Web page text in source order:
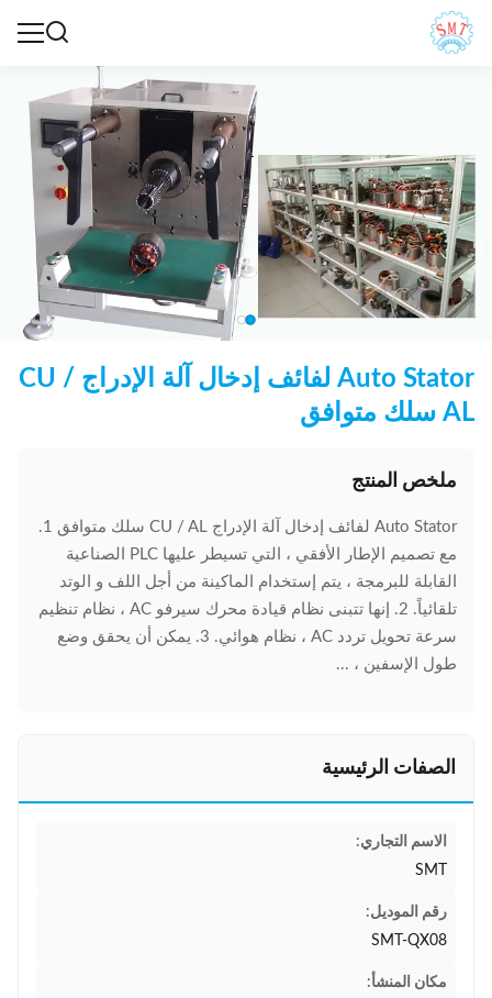
Auto Stator لفائف إدخال آلة الإدراج CU /
AL سلك متوافق
ملخص المنتج
Auto Stator لفائف إدخال آلة الإدراج CU / AL سلك متوافق 1.
مع تصميم الإطار الأفقي ، التي تسيطر عليها PLC الصناعية
القابلة للبرمجة ، يتم إستخدام الماكينة من أجل اللف و الوتد
تلقائياً. 2. إنها تتبنى نظام قيادة محرك سيرفو AC ، نظام تنظيم
سرعة تحويل تردد AC ، نظام هوائي. 3. يمكن أن يحقق وضع
طول الإسفين ، ...
الصفات الرئيسية
الاسم التجاري:
SMT
رقم الموديل:
SMT-QX08
مكان المنشأ: